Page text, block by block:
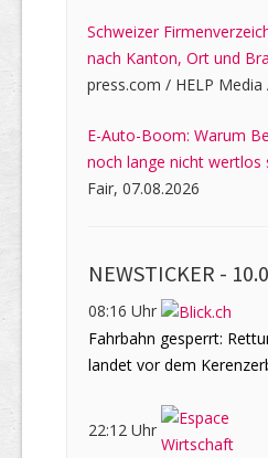
Schweizer
nach Kanton, Ort und
press.com / HELP Media
E-Auto-Boom: Warum
noch lange nicht wertlos
Fair, 07.08.2026
NEWSTICKER -
08:16 Uhr
Fahrbahn gesperrt:
landet vor dem
22:12 Uhr